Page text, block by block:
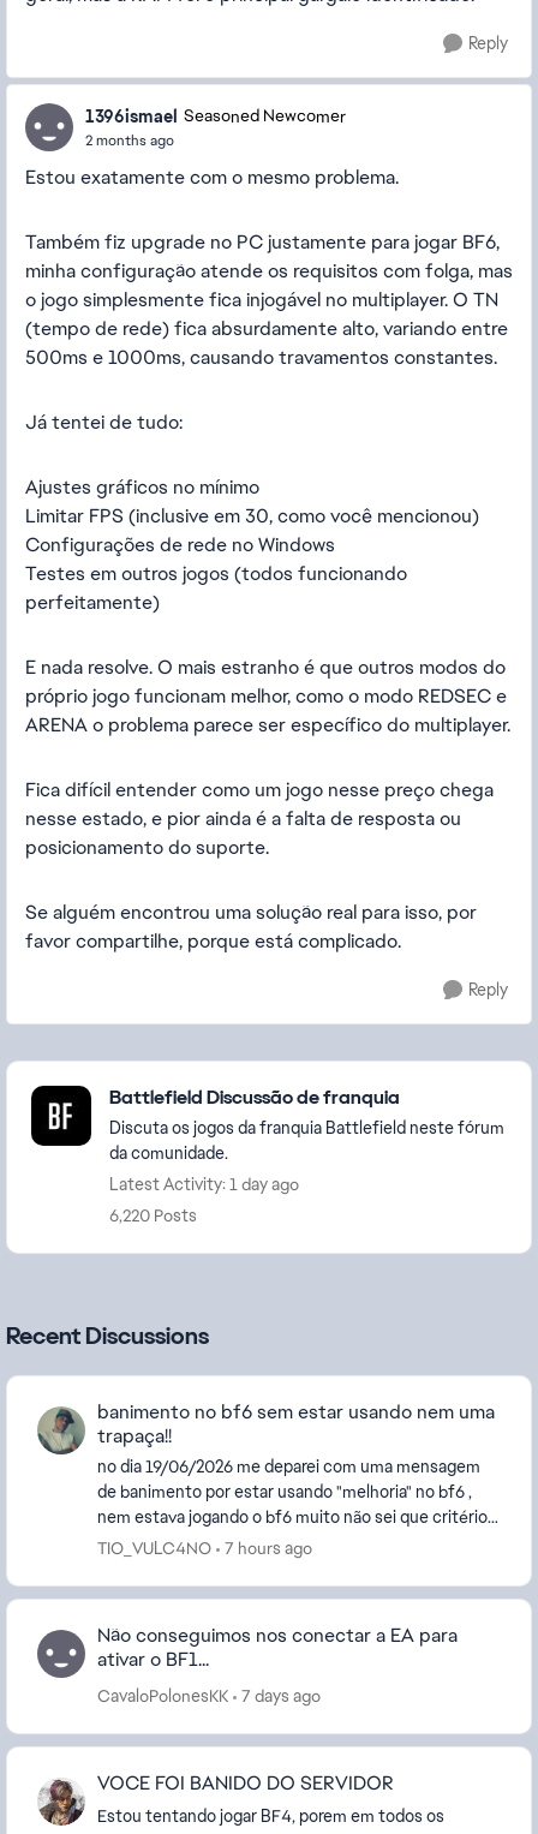
Reply
1396ismael Seasoned Newcomer
2 months ago
Estou exatamente com o mesmo problema.
Também fiz upgrade no PC justamente para jogar BF6,
minha configuração atende os requisitos com folga, mas
o jogo simplesmente fica injogável no multiplayer. O TN
(tempo de rede) fica absurdamente alto, variando entre
500ms e 1000ms, causando travamentos constantes.
Já tentei de tudo:
Ajustes gráficos no mínimo
Limitar FPS (inclusive em 30, como você mencionou)
Configurações de rede no Windows
Testes em outros jogos (todos funcionando
perfeitamente)
E nada resolve. O mais estranho é que outros modos do
próprio jogo funcionam melhor, como o modo REDSEC e
ARENA o problema parece ser específico do multiplayer.
Fica difícil entender como um jogo nesse preço chega
nesse estado, e pior ainda é a falta de resposta ou
posicionamento do suporte.
Se alguém encontrou uma solução real para isso, por
favor compartilhe, porque está complicado.
Reply
Featured Places
Battlefield Discussão de franquia
Discuta os jogos da franquia Battlefield neste fórum
da comunidade.
Latest Activity: 1 day ago
6,220 Posts
Recent Discussions
banimento no bf6 sem estar usando nem uma
trapaça!!
no dia 19/06/2026 me deparei com uma mensagem
de banimento por estar usando "melhoria" no bf6 ,
nem estava jogando o bf6 muito não sei que critério
eles usam mais sou um jogador como devo ate ter
TIO_VULC4NO 7 hours ago
Não conseguimos nos conectar a EA para
ativar o BF1...
CavaloPolonesKK 7 days ago
VOCE FOI BANIDO DO SERVIDOR
Estou tentando jogar BF4, porem em todos os